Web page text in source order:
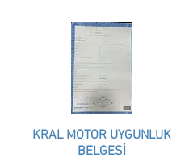
Hızlı Bakış
KRAL MOTOR UYGUNLUK
BELGESİ